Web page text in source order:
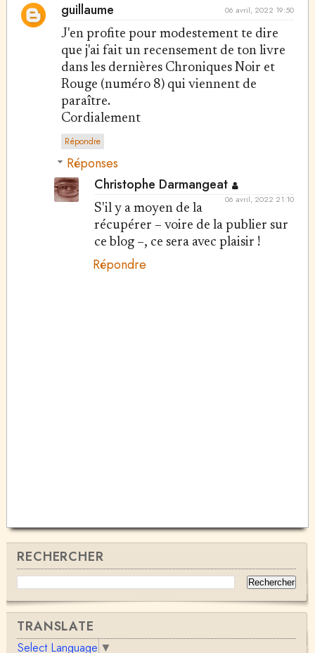
guillaume
06 avril, 2022 19:50
J'en profite pour modestement te dire
que j'ai fait un recensement de ton livre
dans les dernières Chroniques Noir et
Rouge (numéro 8) qui viennent de
paraître.
Cordialement
Répondre
Réponses
Christophe Darmangeat
06 avril, 2022 21:10
S'il y a moyen de la
récupérer – voire de la publier sur
ce blog –, ce sera avec plaisir !
Répondre
RECHERCHER
TRANSLATE
Select Language ▼